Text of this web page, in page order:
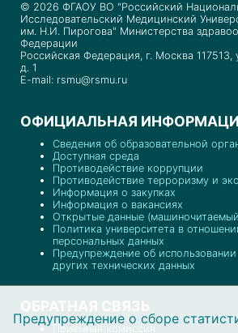
© 2026 ФГАОУ ВО "Российский
Исследовательский Медицинский
им. Н.И. Пирогова" Министерства
Федерации
Российская Федерация, г. Москва 117513,
д. 1
E-mail: rsmu@rsmu.ru
ОФИЦИАЛЬНАЯ
Сведения об образовательной
Доступная среда
Противодействие коррупции
Противодействие терроризму и
Информация о закупках
Информация о вакансиях
Открытые данные
Политика университета в
персональных данных
Предупреждение об
других технических данных
ОБРАТНАЯ СВЯЗЬ
Приемная комиссия
Предупреждение о сборе